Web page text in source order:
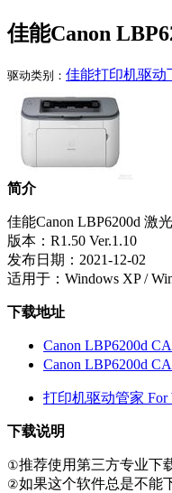
佳能Canon
驱动类别： 佳能打印机驱动
简介
佳能Canon LBP6200d 激
版本：R1.50 Ver.1.10
发布日期：2021-12-02
适用于：Windows XP /
下载地址
Canon LBP6200d
Canon LBP6200d
打印机驱动管家 For
下载说明
①推荐使用第三方专业下
②如果这个软件总是不能